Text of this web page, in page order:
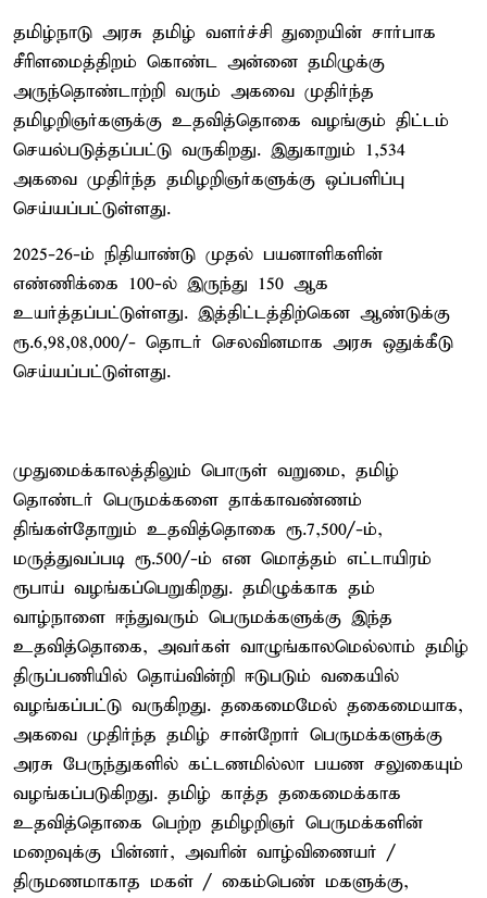
தமிழ்நாடு அரசு தமிழ் வளர்ச்சி துறையின் சார்பாக
சீரிளமைத்திறம் கொண்ட அன்னை தமிழுக்கு
அருந்தொண்டாற்றி வரும் அகவை முதிர்ந்த
தமிழறிஞர்களுக்கு உதவித்தொகை வழங்கும் திட்டம்
செயல்படுத்தப்பட்டு வருகிறது. இதுகாறும் 1,534
அகவை முதிர்ந்த தமிழறிஞர்களுக்கு ஒப்பளிப்பு
செய்யப்பட்டுள்ளது.
2025-26-ம் நிதியாண்டு முதல் பயனாளிகளின்
எண்ணிக்கை 100-ல் இருந்து 150 ஆக
உயர்த்தப்பட்டுள்ளது. இத்திட்டத்திற்கென ஆண்டுக்கு
ரூ.6,98,08,000/- தொடர் செலவினமாக அரசு ஒதுக்கீடு
செய்யப்பட்டுள்ளது.
முதுமைக்காலத்திலும் பொருள் வறுமை, தமிழ்
தொண்டர் பெருமக்களை தாக்காவண்ணம்
திங்கள்தோறும் உதவித்தொகை ரூ.7,500/-ம்,
மருத்துவப்படி ரூ.500/-ம் என மொத்தம் எட்டாயிரம்
ரூபாய் வழங்கப்பெறுகிறது. தமிழுக்காக தம்
வாழ்நாளை ஈந்துவரும் பெருமக்களுக்கு இந்த
உதவித்தொகை, அவர்கள் வாழுங்காலமெல்லாம் தமிழ்
திருப்பணியில் தொய்வின்றி ஈடுபடும் வகையில்
வழங்கப்பட்டு வருகிறது. தகைமைமேல் தகைமையாக,
அகவை முதிர்ந்த தமிழ் சான்றோர் பெருமக்களுக்கு
அரசு பேருந்துகளில் கட்டணமில்லா பயண சலுகையும்
வழங்கப்படுகிறது. தமிழ் காத்த தகைமைக்காக
உதவித்தொகை பெற்ற தமிழறிஞர் பெருமக்களின்
மறைவுக்கு பின்னர், அவரின் வாழ்விணையர் /
திருமணமாகாத மகள் / கைம்பெண் மகளுக்கு,